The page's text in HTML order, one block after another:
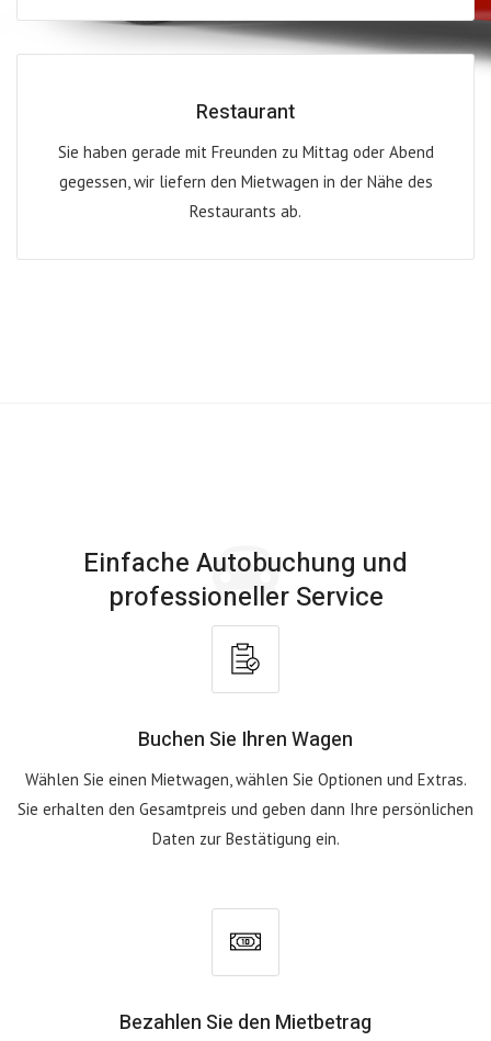
Restaurant
Sie haben gerade mit Freunden zu Mittag oder Abend
gegessen, wir liefern den Mietwagen in der Nähe des
Restaurants ab.
Einfache Autobuchung und
professioneller Service
Buchen Sie Ihren Wagen
Wählen Sie einen Mietwagen, wählen Sie Optionen und Extras.
Sie erhalten den Gesamtpreis und geben dann Ihre persönlichen
Daten zur Bestätigung ein.
Bezahlen Sie den Mietbetrag